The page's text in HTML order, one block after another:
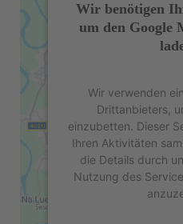
Wir benötigen
um den Google
Wir verwenden
Drittanbieters,
einzubetten. Dieser
Ihren Aktivitäten
die Details durch
Nutzung des